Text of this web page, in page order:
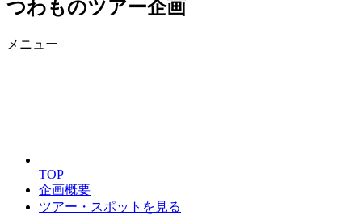
つわものツアー企画
メニュー
TOP
企画概要
ツアー・スポットを見る